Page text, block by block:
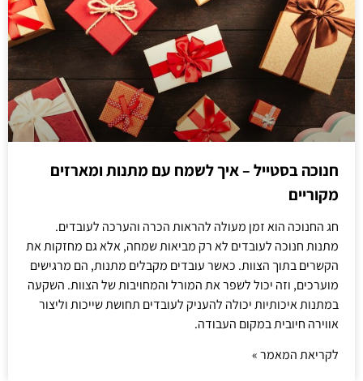
חנוכה בסטייל – איך לשמח עם מתנות ומארזים
מקוריים
חג החנוכה הוא זמן מעולה להראות הכרה והערכה לעובדים.
מתנות חנוכה לעובדים לא רק מביאות שמחה, אלא גם מחזקות את
הקשרים בתוך הצוות. כאשר עובדים מקבלים מתנות, הם מרגישים
מוערכים, וזה יכול לשפר את המורל והמחויבות של הצוות. השקעה
במתנות איכותיות יכולה להעניק לעובדים תחושת שייכות וליצור
אווירה חיובית במקום העבודה.
לקריאת המאמר »